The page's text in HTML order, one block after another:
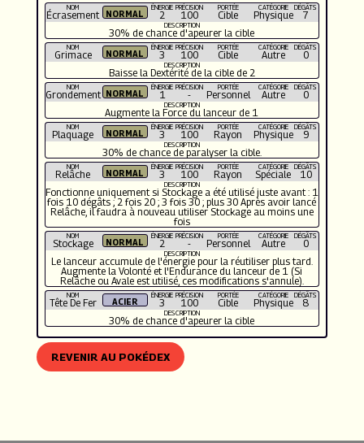
NOM
Écrasement
ÉNERGIE
2
PRÉCISION
100
PORTÉE
Cible
CATÉGORIE
Physique
DÉGÂTS
7
DESCRIPTION
30% de chance d'apeurer la cible
NOM
Grimace
ÉNERGIE
3
PRÉCISION
100
PORTÉE
Cible
CATÉGORIE
Autre
DÉGÂTS
0
DESCRIPTION
Baisse la Dextérité de la cible de 2
NOM
Grondement
ÉNERGIE
1
PRÉCISION
-
PORTÉE
Personnel
CATÉGORIE
Autre
DÉGÂTS
0
DESCRIPTION
Augmente la Force du lanceur de 1
NOM
Plaquage
ÉNERGIE
3
PRÉCISION
100
PORTÉE
Rayon
CATÉGORIE
Physique
DÉGÂTS
9
DESCRIPTION
30% de chance de paralyser la cible.
NOM
Relâche
ÉNERGIE
3
PRÉCISION
100
PORTÉE
Rayon
CATÉGORIE
Spéciale
DÉGÂTS
10
DESCRIPTION
Fonctionne uniquement si Stockage a été utilisé juste avant : 1
fois 10 dégâts ; 2 fois 20 ; 3 fois 30 ; plus 30 Après avoir lancé
Relâche, il faudra à nouveau utiliser Stockage au moins une
fois
NOM
Stockage
ÉNERGIE
2
PRÉCISION
-
PORTÉE
Personnel
CATÉGORIE
Autre
DÉGÂTS
0
DESCRIPTION
Le lanceur accumule de l'énergie pour la réutiliser plus tard.
Augmente la Volonté et l'Endurance du lanceur de 1 (Si
Relâche ou Avale est utilisé, ces modifications s'annule).
NOM
Tête De Fer
ÉNERGIE
3
PRÉCISION
100
PORTÉE
Cible
CATÉGORIE
Physique
DÉGÂTS
8
DESCRIPTION
30% de chance d'apeurer la cible
REVENIR AU POKÉDEX